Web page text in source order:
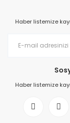
Haber listemize
Haber listemize